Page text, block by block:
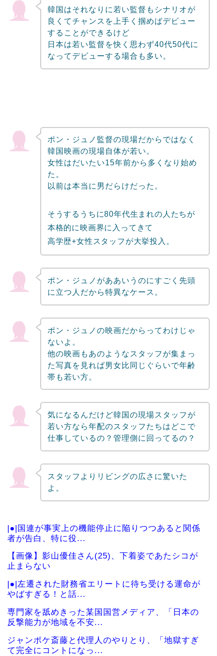
韓国はそれなりに若い監督もシナリオが
良くてチャンスを上手く掴めばデビュー
することができるけど
日本は若い監督を快く思わず40代50代に
なってデビューする場合も多い。
ポン・ジュノ監督の現場だからではなく
韓国映画の現場自体が若い。
女性はだいたい15年前から多くなり始め
た。
以前は本当に男だらけだった。
そうするうちに80年代生まれの人たちが
本格的に映画界に入ってきて
高学歴+女性スタッフが大挙投入。
ポン・ジュノがああいうのにすごく先頭
に立つ人だから特異なケース。
ポン・ジュノの映画だからってわけじゃ
ないよ。
他の映画もあのようなスタッフが集まっ
た写真を見れば男女比同じぐらいで年齢
帯も若い方。
気になるんだけど韓国の現場スタッフが
若い方なら年配のスタッフたちはどこで
仕事しているの？管理側に回ってるの？
スタッフよりリビングの広さに驚いた
よ。
|●|国連が事実上の機能停止に陥りつつあると関係
者が告白、特に役...
【画像】影山優佳さん(25)、下着姿であたシコが
止まらない
|●|左遷された財務省エリートに待ち受ける運命が
やばすぎる！と話...
専門家を舐めきった某国国営メディア、「日本の
反撃能力が地域を不安...
ジャンポケ斎藤と代理人のやりとり、「地獄すぎ
て完全にコントになっ...